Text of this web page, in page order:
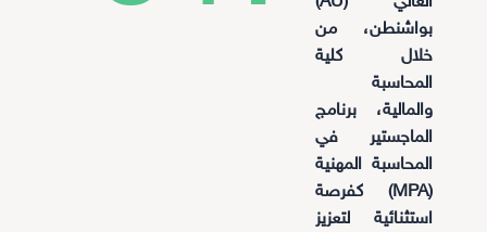
بواشنطن، من
خلال كلية
المحاسبة
والمالية، برنامج
الماجستير في
المحاسبة المهنية
(MPA) كفرصة
استثنائية لتعزيز